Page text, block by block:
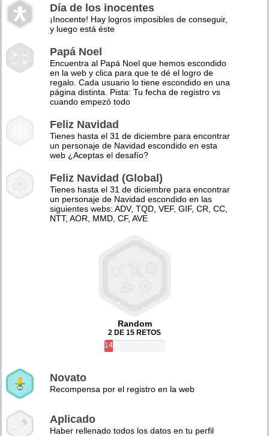
Día de los inocentes
¡Inocente! Hay logros imposibles de conseguir,
y luego está éste
Papá Noel
Encuentra al Papá Noel que hemos escondido
en la web y clica para que te dé el logro de
regalo. Cada usuario lo tiene escondido en una
página distinta. Pista: Tu fecha de registro vs
cuando empezó todo
Feliz Navidad
Tienes hasta el 31 de diciembre para encontrar
un personaje de Navidad escondido en esta
web ¿Aceptas el desafío?
Feliz Navidad (Global)
Tienes hasta el 31 de diciembre para encontrar
un personaje de Navidad escondido en las
siguientes webs: ADV, TQD, VEF, GIF, CR, CC,
NTT, AOR, MMD, CF, AVE
Random
2 DE 15 RETOS
14%
Novato
Recompensa por el registro en la web
Aplicado
Haber rellenado todos los datos en tu perfil